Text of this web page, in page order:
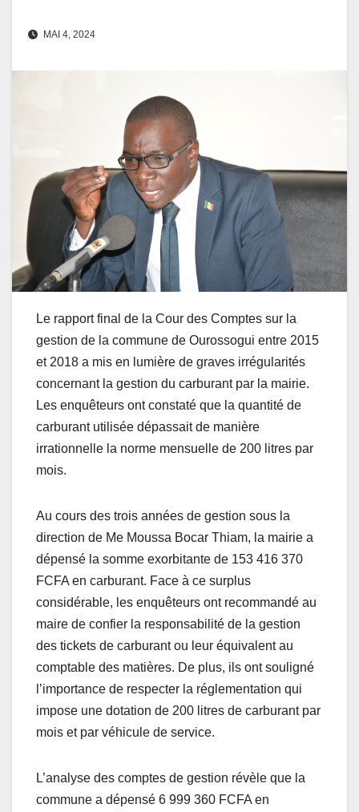
MAI 4, 2024
Le rapport final de la Cour des Comptes sur la
gestion de la commune de Ourossogui entre 2015
et 2018 a mis en lumière de graves irrégularités
concernant la gestion du carburant par la mairie.
Les enquêteurs ont constaté que la quantité de
carburant utilisée dépassait de manière
irrationnelle la norme mensuelle de 200 litres par
mois.
Au cours des trois années de gestion sous la
direction de Me Moussa Bocar Thiam, la mairie a
dépensé la somme exorbitante de 153 416 370
FCFA en carburant. Face à ce surplus
considérable, les enquêteurs ont recommandé au
maire de confier la responsabilité de la gestion
des tickets de carburant ou leur équivalent au
comptable des matières. De plus, ils ont souligné
l’importance de respecter la réglementation qui
impose une dotation de 200 litres de carburant par
mois et par véhicule de service.
L’analyse des comptes de gestion révèle que la
commune a dépensé 6 999 360 FCFA en